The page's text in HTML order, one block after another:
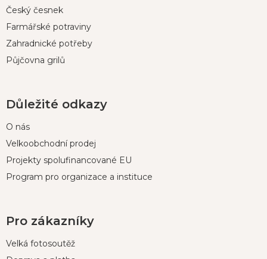
Český česnek
Farmářské potraviny
Zahradnické potřeby
Půjčovna grilů
Důležité odkazy
O nás
Velkoobchodní prodej
Projekty spolufinancované EU
Program pro organizace a instituce
Pro zákazníky
Velká fotosoutěž